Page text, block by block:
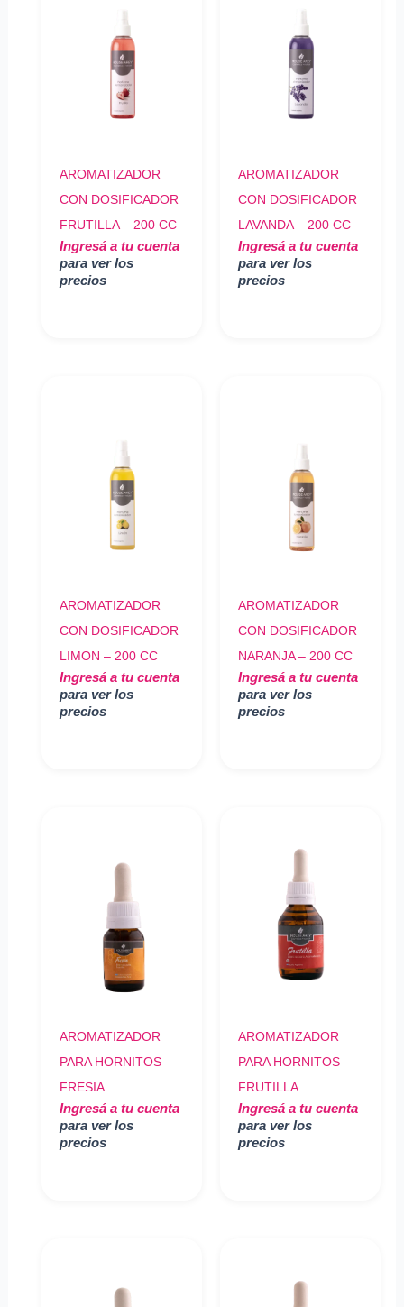
AROMATIZADOR
CON DOSIFICADOR
FRUTILLA – 200 CC
Ingresá a tu cuenta
para ver los
precios
AROMATIZADOR
CON DOSIFICADOR
LAVANDA – 200 CC
Ingresá a tu cuenta
para ver los
precios
AROMATIZADOR
CON DOSIFICADOR
LIMON – 200 CC
Ingresá a tu cuenta
para ver los
precios
AROMATIZADOR
CON DOSIFICADOR
NARANJA – 200 CC
Ingresá a tu cuenta
para ver los
precios
AROMATIZADOR
PARA HORNITOS
FRESIA
Ingresá a tu cuenta
para ver los
precios
AROMATIZADOR
PARA HORNITOS
FRUTILLA
Ingresá a tu cuenta
para ver los
precios